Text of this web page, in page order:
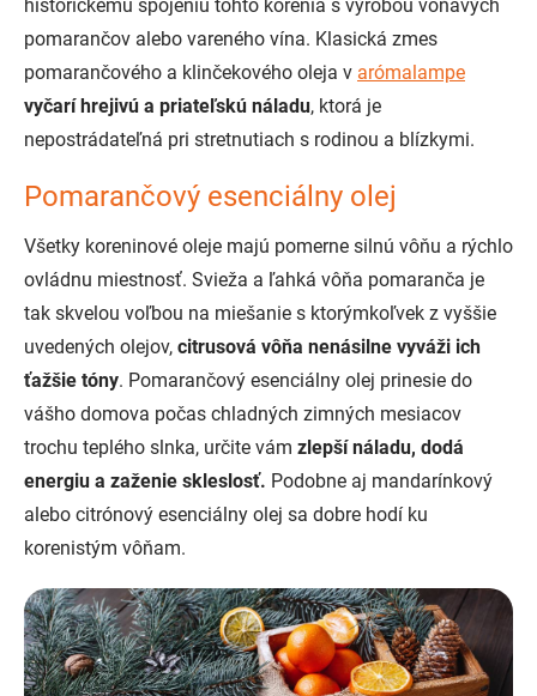
historickému spojeniu tohto korenia s výrobou voňavých
pomarančov alebo vareného vína. Klasická zmes
pomarančového a klinčekového oleja v arómalampe
vyčarí hrejivú a priateľskú náladu, ktorá je
nepostrádateľná pri stretnutiach s rodinou a blízkymi.
Pomarančový esenciálny olej
Všetky koreninové oleje majú pomerne silnú vôňu a rýchlo
ovládnu miestnosť. Svieža a ľahká vôňa pomaranča je
tak skvelou voľbou na miešanie s ktorýmkoľvek z vyššie
uvedených olejov, citrusová vôňa nenásilne vyváži ich
ťažšie tóny. Pomarančový esenciálny olej prinesie do
vášho domova počas chladných zimných mesiacov
trochu teplého slnka, určite vám zlepší náladu, dodá
energiu a zaženie skleslosť. Podobne aj mandarínkový
alebo citrónový esenciálny olej sa dobre hodí ku
korenistým vôňam.